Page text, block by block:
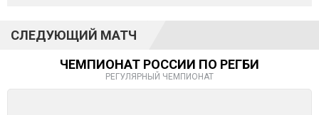
СЛЕДУЮЩИЙ МАТЧ
ЧЕМПИОНАТ РОССИИ ПО РЕГБИ
РЕГУЛЯРНЫЙ ЧЕМПИОНАТ